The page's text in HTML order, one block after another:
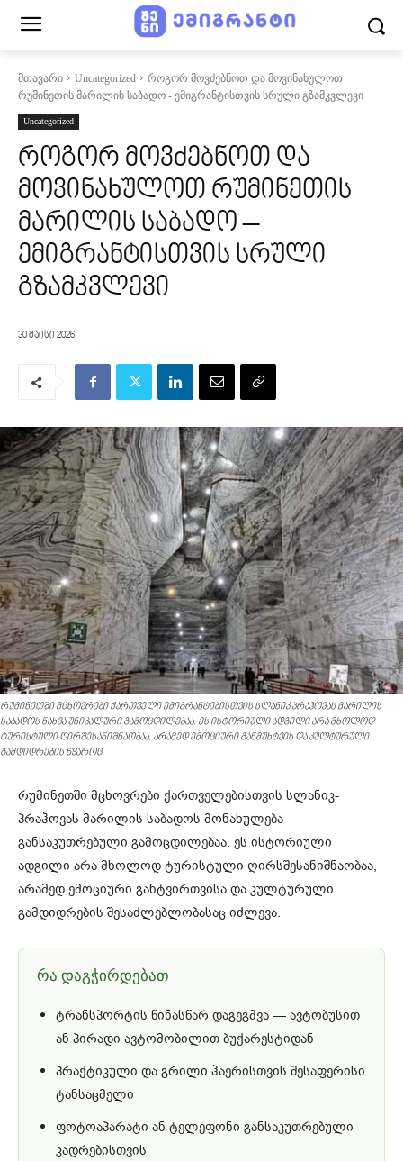
მთავარი Uncategorized
როგორ მოვძებნოთ და მოვინახულოთ
რუმინეთის მარილის საბადო - ემიგრანტისთვის სრული გზამკვლევი
Uncategorized
როგორ მოვძებნოთ და
მოვინახულოთ რუმინეთის
მარილის საბადო –
ემიგრანტისთვის სრული
გზამკვლევი
30 მაისი 2026
რუმინეთში მცხოვრები ქართველი ემიგრანტებისთვის სლანიკ პრაჰოვას მარილის
საბადოს ნახვა უნიკალური გამოცდილებაა. ეს ისტორიული ადგილი არა მხოლოდ
ტურისტული ღირშესანიშნაობაა, არამედ ემოციური განმუხტვის და კულტურული
გამდიდრების წყაროც.
რუმინეთში მცხოვრები ქართველებისთვის სლანიკ-
პრაჰოვას მარილის საბადოს მონახულება
განსაკუთრებული გამოცდილებაა. ეს ისტორიული
ადგილი არა მხოლოდ ტურისტული ღირსშესანიშნაობაა,
არამედ ემოციური განტვირთვისა და კულტურული
გამდიდრების შესაძლებლობასაც იძლევა.
რა დაგჭირდებათ
ტრანსპორტის წინასწარ დაგეგმვა — ავტობუსით
ან პირადი ავტომობილით ბუქარესტიდან
პრაქტიკული და გრილი ჰაერისთვის შესაფერისი
ტანსაცმელი
ფოტოაპარატი ან ტელეფონი განსაკუთრებული
კადრებისთვის